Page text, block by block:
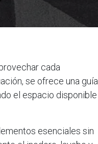
cada
se ofrece una guía
el espacio disponible
esenciales sin